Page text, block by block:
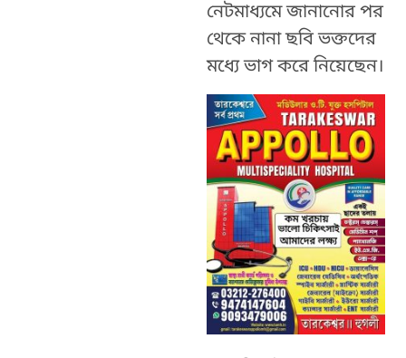
নেটমাধ্যমে জানানোর পর
থেকে নানা ছবি ভক্তদের
মধ্যে ভাগ করে নিয়েছেন।